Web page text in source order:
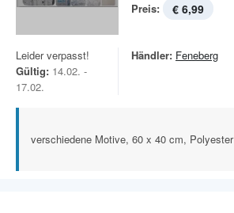
Preis: € 6,99
Leider verpasst!
Gültig: 14.02. -
17.02.
Händler: Feneberg
verschiedene Motive, 60 x 40 cm, Polyester